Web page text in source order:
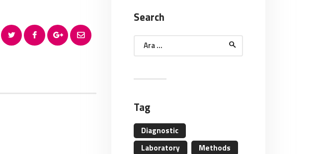
Search
Arama:
Tag
Diagnostic
Laboratory
Methods